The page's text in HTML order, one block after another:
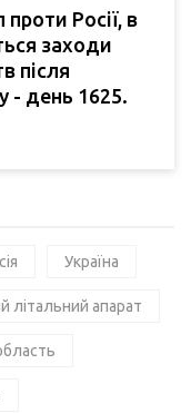
Росії, в
заходи
після
- день 1625.
Україна
літальний апарат